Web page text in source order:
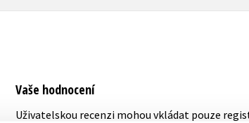
Vaše hodnocení
Uživatelskou recenzi mohou vkládat pouze